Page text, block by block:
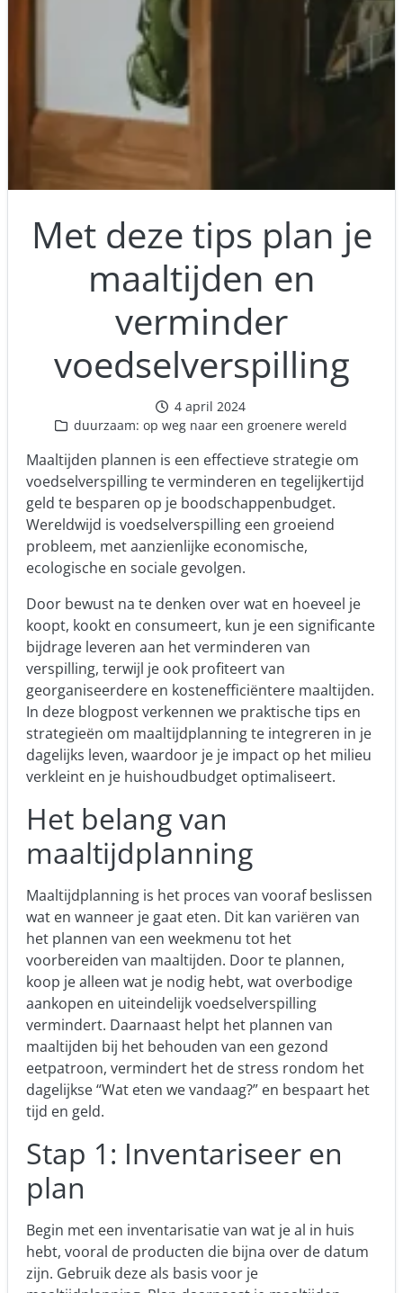
Met deze tips plan je
maaltijden en
verminder
voedselverspilling
4 april 2024
duurzaam: op weg naar een groenere wereld
Maaltijden plannen is een effectieve strategie om
voedselverspilling te verminderen en tegelijkertijd
geld te besparen op je boodschappenbudget.
Wereldwijd is voedselverspilling een groeiend
probleem, met aanzienlijke economische,
ecologische en sociale gevolgen.
Door bewust na te denken over wat en hoeveel je
koopt, kookt en consumeert, kun je een significante
bijdrage leveren aan het verminderen van
verspilling, terwijl je ook profiteert van
georganiseerdere en kostenefficiëntere maaltijden.
In deze blogpost verkennen we praktische tips en
strategieën om maaltijdplanning te integreren in je
dagelijks leven, waardoor je je impact op het milieu
verkleint en je huishoudbudget optimaliseert.
Het belang van
maaltijdplanning
Maaltijdplanning is het proces van vooraf beslissen
wat en wanneer je gaat eten. Dit kan variëren van
het plannen van een weekmenu tot het
voorbereiden van maaltijden. Door te plannen,
koop je alleen wat je nodig hebt, wat overbodige
aankopen en uiteindelijk voedselverspilling
vermindert. Daarnaast helpt het plannen van
maaltijden bij het behouden van een gezond
eetpatroon, vermindert het de stress rondom het
dagelijkse “Wat eten we vandaag?” en bespaart het
tijd en geld.
Stap 1: Inventariseer en
plan
Begin met een inventarisatie van wat je al in huis
hebt, vooral de producten die bijna over de datum
zijn. Gebruik deze als basis voor je